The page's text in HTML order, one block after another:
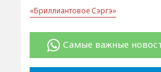
«Бриллиантовое Сэргэ»
Самые важные